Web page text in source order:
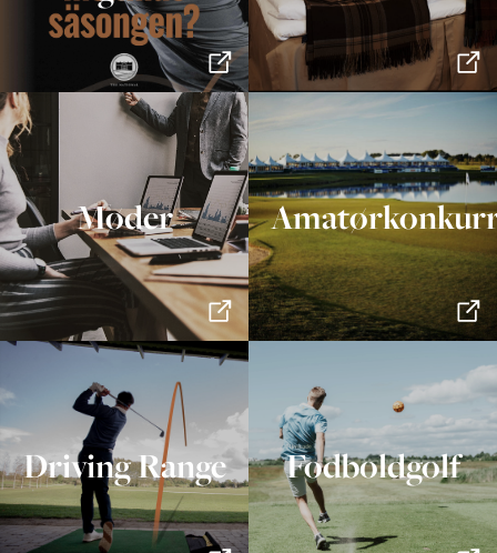
Møder
Driving Range Fodboldgolf